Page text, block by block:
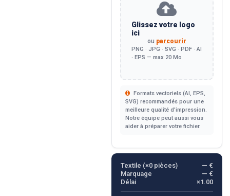
Glissez votre logo
ici
ou parcourir
PNG · JPG · SVG · PDF · AI
· EPS — max 20 Mo
Formats vectoriels (AI, EPS,
SVG) recommandés pour une
meilleure qualité d'impression.
Notre équipe peut aussi vous
aider à préparer votre fichier.
Textile (×0pièces)
— €
Marquage
— €
Délai
×1.00